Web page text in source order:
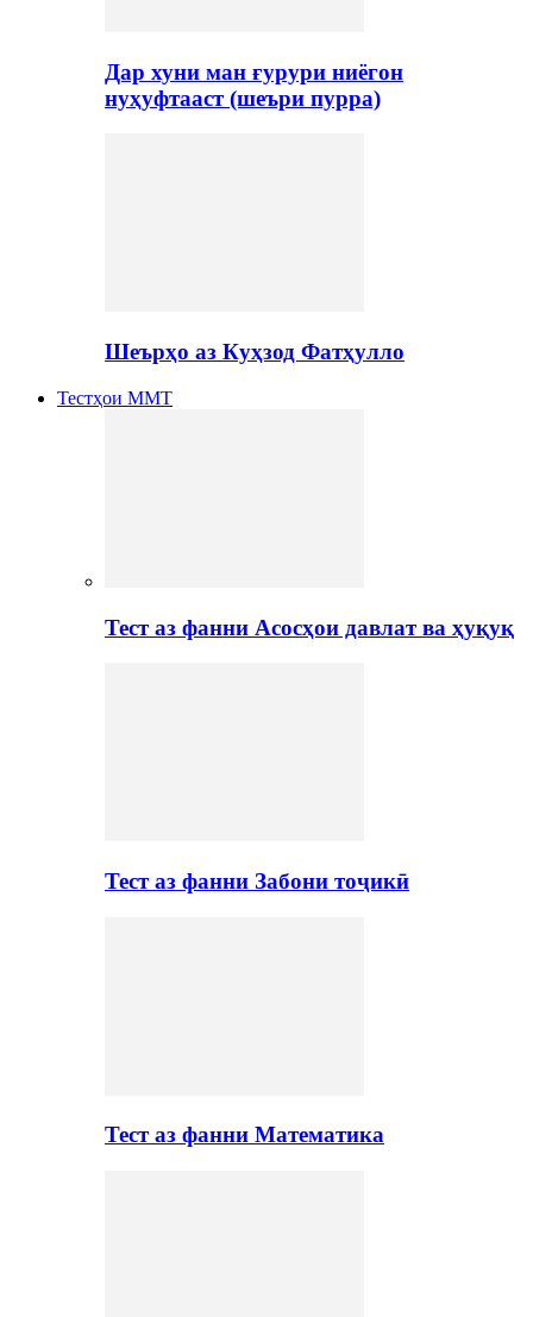
Дар хуни ман ғурури ниёгон
нуҳуфтааст (шеъри пурра)
Шеърҳо аз Куҳзод Фатҳулло
Тестҳои ММТ
Тест аз фанни Асосҳои давлат ва ҳуқуқ
Тест аз фанни Забони тоҷикӣ
Тест аз фанни Математика